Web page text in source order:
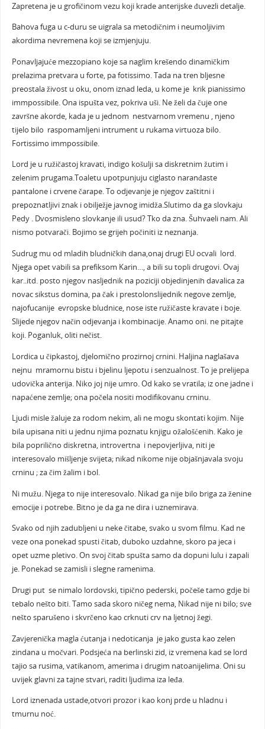
Zapretena je u grofičinom vezu koji krade anterijske đuvezli detalje.
Bahova fuga u c-duru se uigrala sa metodičnim i neumoljivim
akordima nevremena koji se izmjenjuju.
Ponavljajuće mezzopiano koje sa naglim krešendo dinamičkim
prelazima pretvara u forte, pa fotissimo. Tada na tren bljesne
preostala živost u oku, onom iznad leda, u kome je krik pianissimo
immpossibile. Ona ispušta vez, pokriva uši. Ne želi da čuje one
završne akorde, kada je u jednom nestvarnom vremenu , njeno
tijelo bilo raspomamljeni intrument u rukama virtuoza bilo.
Fortissimo immpossibile.
Lord je u ružičastoj kravati, indigo košulji sa diskretnim žutim i
zelenim prugama.Toaletu upotpunjuju ciglasto naranđaste
pantalone i crvene čarape. To odjevanje je njegov zaštitni i
prepoznatljivi znak i obilježje javnog imidža.Slutimo da ga slovkaju
Pedy . Dvosmisleno slovkanje ili usud? Tko da zna. Šuhvaeli nam. Ali
nismo potvarači. Bojimo se grijeh počiniti iz neznanja.
Sudrug mu od mladih bludničkih dana,onaj drugi EU ocvali lord.
Njega opet vabili sa prefiksom Karin…, a bili su topli drugovi. Ovaj
kar..itd. posto njegov nasljednik na poziciji objedinjenih davalica za
novac sikstus domina, pa čak i prestolonslijednik negove zemlje,
najofucanije evropske bludnice, nose iste ružičaste kravate i boje.
Slijede njegov način odjevanja i kombinacije. Anamo oni. ne pitajte
koji. Poganluk, oliti nečist.
Lordica u čipkastoj, djelomično prozirnoj crnini. Haljina naglašava
nejnu mramornu bistu i bjelinu ljepotu i senzualnost. To je prelijepa
udovička anterija. Niko joj nije umro. Od kako se vratila; iz one jadne i
napaćene zemlje; ona počela nositi modifikovanu crninu.
Ljudi misle žaluje za rodom nekim, ali ne mogu skontati kojim. Nije
bila upisana niti u jednu njima poznatu knjigu ožalošćenih. Kako je
bila poprilično diskretna, introvertna i nepovjerljiva, niti je
interesovalo mišljenje svijeta; nikad nikome nije objašnjavala svoju
crninu ; za čim žalim i bol.
Ni mužu. Njega to nije interesovalo. Nikad ga nije bilo briga za ženine
emocije i potrebe. Bitno je da ga ne dira i uznemirava.
Svako od njih zadubljeni u neke čitabe, svako u svom filmu. Kad ne
veze ona ponekad spusti čitab, duboko uzdahne, skoro pa jeca i
opet uzme pletivo. On svoj čitab spušta samo da dopuni lulu i zapali
je. Ponekad se zamisli i slegne ramenima.
Drugi put se nimalo lordovski, tipično pederski, počeše tamo gdje bi
tebalo nešto biti. Tamo sada skoro ničeg nema, Nikad nije ni bilo; sve
nešto sparušeno i skvrčeno kao crknuti crv na ljetnoj žegi.
Zavjerenička magla ćutanja i nedoticanja je jako gusta kao zelen
zindana u močvari. Podsjeća na berlinski zid, iz vremena kad se lord
tajio sa rusima, vatikanom, amerima i drugim natoanijelima. Oni su
uvijek glavni za tajne stvari, raditi ljudima iza leđa.
Lord iznenada ustade,otvori prozor i kao konj prde u hladnu i
tmurnu noć.